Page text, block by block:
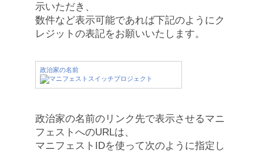
示いただき、
数件など表示可能であれば下記のようにク
レジットの表記をお願いいたします。
政治家の名前
政治家の名前のリンク先で表示させるマニ
フェストへのURLは、
マニフェストIDを使って次のように指定し